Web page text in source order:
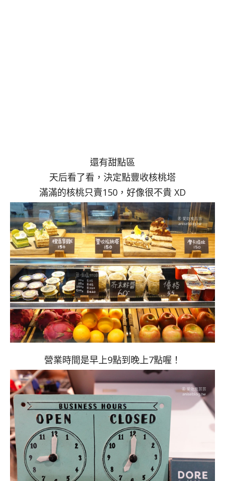
還有甜點區
天后看了看，決定點豐收核桃塔
滿滿的核桃只賣150，好像很不貴 XD
營業時間是早上9點到晚上7點喔！